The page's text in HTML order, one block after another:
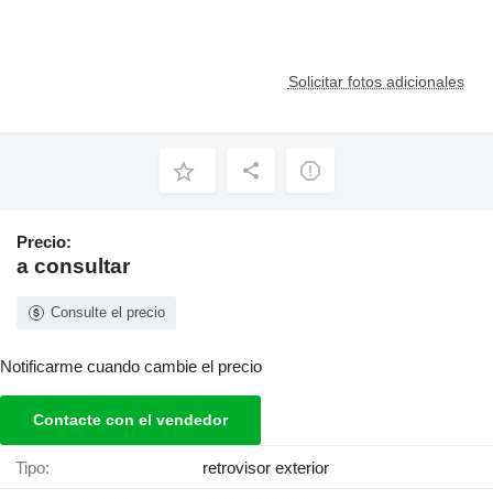
Solicitar fotos adicionales
Precio:
a consultar
Consulte el precio
Notificarme cuando cambie el precio
Contacte con el vendedor
Tipo: retrovisor exterior